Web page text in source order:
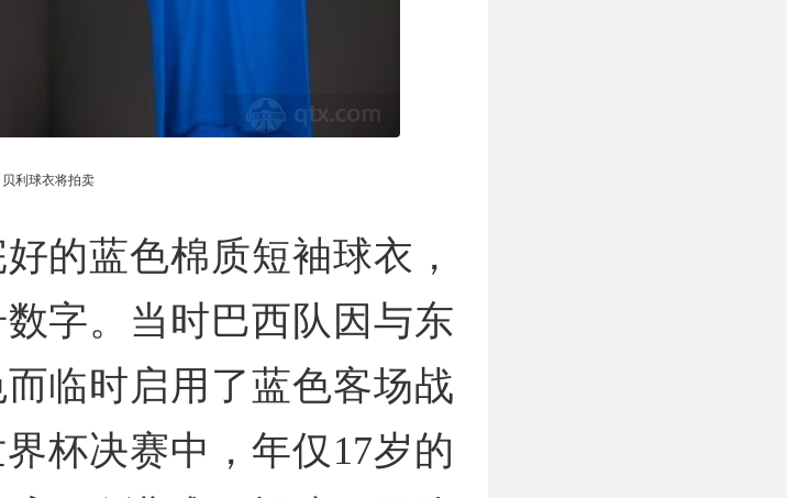
贝利球衣将拍卖
的蓝色棉质短袖球衣，
字。当时巴西队因与东
临时启用了蓝色客场战
杯决赛中，年仅17岁的